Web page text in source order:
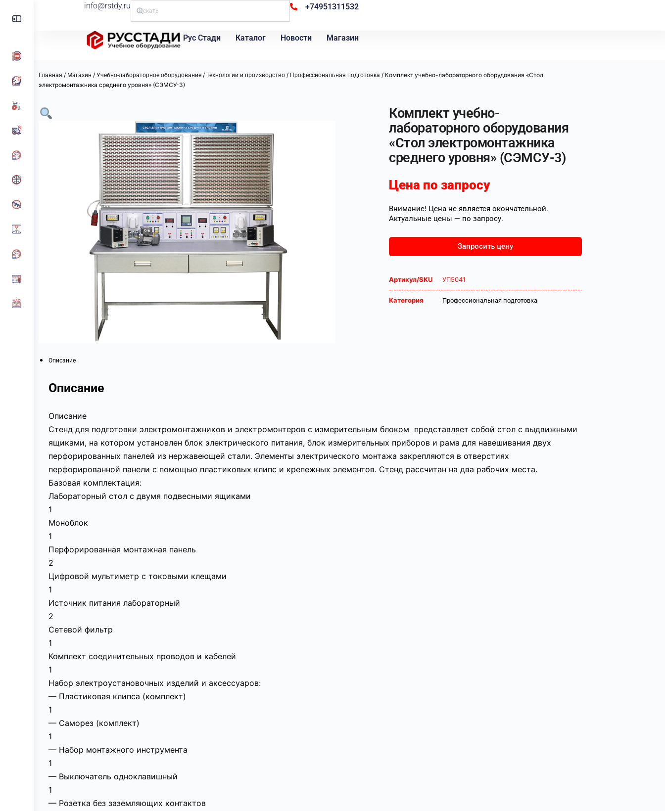
info@rstdy.ru +74951311532
Рус Стади Каталог Новости Магазин
Главная / Магазин / Учебно-лабораторное оборудование / Технологии и производство / Профессиональная подготовка / Комплект учебно-лабораторного оборудования «Стол
электромонтажника среднего уровня» (СЭМСУ-3)
Комплект учебно-
лабораторного оборудования
«Стол электромонтажника
среднего уровня» (СЭМСУ-3)
Цена по запросу
Внимание! Цена не является окончательной.
Актуальные цены — по запросу.
Запросить цену
Артикул/SKU УП5041
Категория Профессиональная подготовка
Описание
Описание
Описание
Стенд для подготовки электромонтажников и электромонтеров с измерительным блоком представляет собой стол с выдвижными
ящиками, на котором установлен блок электрического питания, блок измерительных приборов и рама для навешивания двух
перфорированных панелей из нержавеющей стали. Элементы электрического монтажа закрепляются в отверстиях
перфорированной панели с помощью пластиковых клипс и крепежных элементов. Стенд рассчитан на два рабочих места.
Базовая комплектация:
Лабораторный стол с двумя подвесными ящиками
1
Моноблок
1
Перфорированная монтажная панель
2
Цифровой мультиметр с токовыми клещами
1
Источник питания лабораторный
2
Сетевой фильтр
1
Комплект соединительных проводов и кабелей
1
Набор электроустановочных изделий и аксессуаров:
— Пластиковая клипса (комплект)
1
— Саморез (комплект)
1
— Набор монтажного инструмента
1
— Выключатель одноклавишный
1
— Розетка без заземляющих контактов